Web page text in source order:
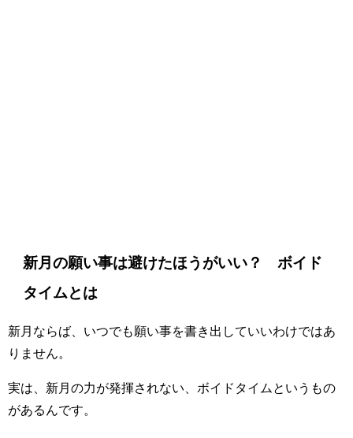
新月の願い事は避けたほうがいい？ ボイド
タイムとは
新月ならば、いつでも願い事を書き出していいわけではあ
りません。
実は、新月の力が発揮されない、ボイドタイムというもの
があるんです。